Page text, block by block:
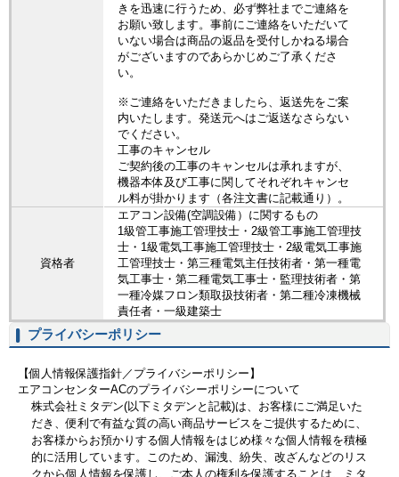
きを迅速に行うため、必ず弊社までご連絡を
お願い致します。事前にご連絡をいただいて
いない場合は商品の返品を受付しかねる場合
がございますのであらかじめご了承くださ
い。
※ご連絡をいただきましたら、返送先をご案
内いたします。発送元へはご返送なさらない
でください。
工事のキャンセル
ご契約後の工事のキャンセルは承れますが、
機器本体及び工事に関してそれぞれキャンセ
ル料が掛かります（各注文書に記載通り）。
資格者
エアコン設備(空調設備）に関するもの
1級管工事施工管理技士・2級管工事施工管理技
士・1級電気工事施工管理技士・2級電気工事施
工管理技士・第三種電気主任技術者・第一種電
気工事士・第二種電気工事士・監理技術者・第
一種冷媒フロン類取扱技術者・第二種冷凍機械
責任者・一級建築士
プライバシーポリシー